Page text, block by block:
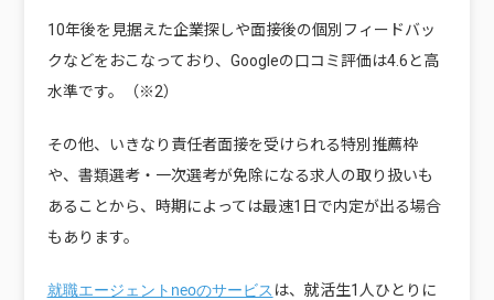
10年後を見据えた企業探しや面接後の個別フィードバッ
クなどをおこなっており、Googleの口コミ評価は4.6と高
水準です。（※2）
その他、いきなり責任者面接を受けられる特別推薦枠
や、書類選考・一次選考が免除になる求人の取り扱いも
あることから、時期によっては最速1日で内定が出る場合
もあります。
就職エージェントneoのサービス は、就活生1人ひとりに